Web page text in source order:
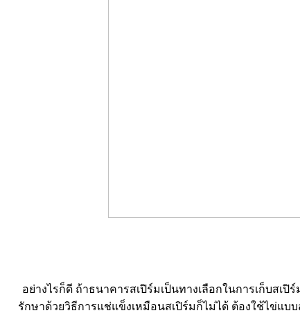
อย่างไรก็ดี ถ้าธนาคารสเปิร์มเป็นทางเลือกในการเก็บสเ
รักษาด้วยวิธีการแช่แข็งเหมือนสเปิร์มก็ไม่ได้ ต้องใช้ไข่แ